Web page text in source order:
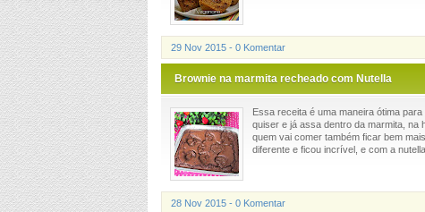
29 Nov 2015 - 0 Komentar
Brownie na marmita recheado com Nutella
Essa receita é uma maneira ótima
quiser e já assa dentro da marmita, na
quem vai comer também ficar bem
diferente e ficou incrível, e com a nutella
28 Nov 2015 - 0 Komentar